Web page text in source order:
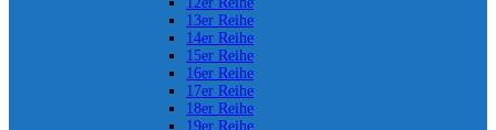
13er Reihe
14er Reihe
15er Reihe
16er Reihe
17er Reihe
18er Reihe
19er Reihe